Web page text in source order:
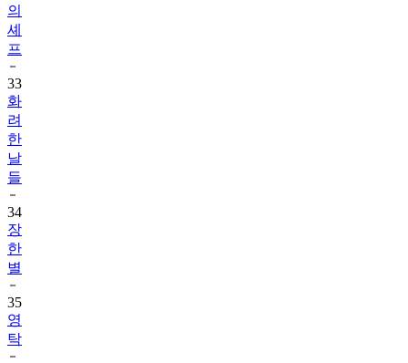
의
셰
프
33
화
려
한
날
들
34
장
한
별
35
영
탁